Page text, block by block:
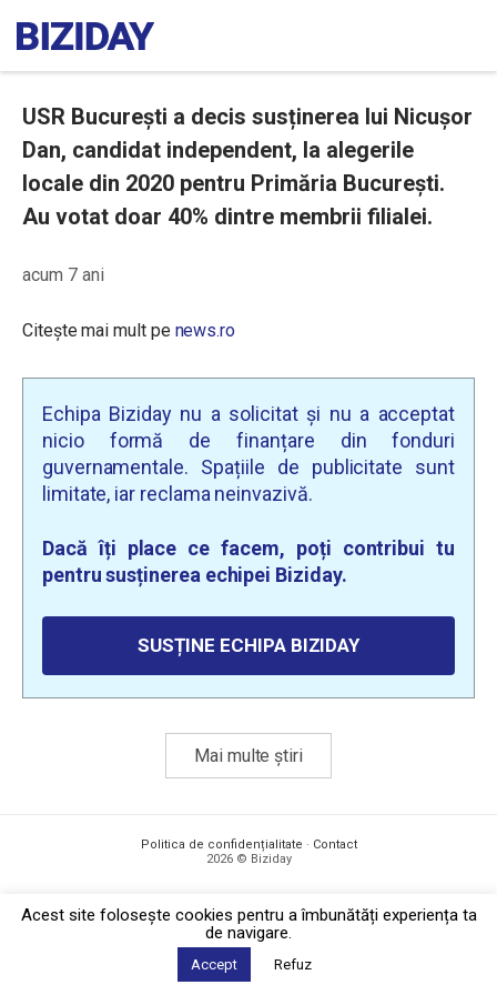
USR București a decis susținerea lui Nicușor
Dan, candidat independent, la alegerile
locale din 2020 pentru Primăria București.
Au votat doar 40% dintre membrii filialei.
acum 7 ani
Citește mai mult pe news.ro
Echipa Biziday nu a solicitat și nu a acceptat
nicio formă de finanțare din fonduri
guvernamentale. Spațiile de publicitate sunt
limitate, iar reclama neinvazivă.
Dacă îți place ce facem, poți contribui tu
pentru susținerea echipei Biziday.
SUSȚINE ECHIPA BIZIDAY
Mai multe știri
Politica de confidențialitate · Contact
2026 © Biziday
Acest site foloseşte cookies pentru a îmbunătăți experiența ta
de navigare.
Accept Refuz